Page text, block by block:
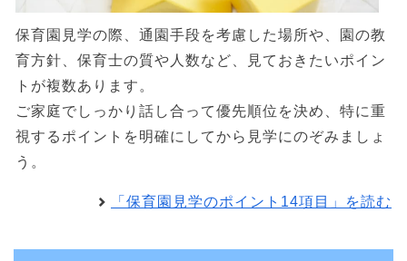
保育園見学の際、通園手段を考慮した場所や、園の教
育方針、保育士の質や人数など、見ておきたいポイン
トが複数あります。
ご家庭でしっかり話し合って優先順位を決め、特に重
視するポイントを明確にしてから見学にのぞみましょ
う。
「保育園見学のポイント14項目」を読む